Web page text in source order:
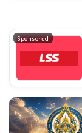
Sponsored